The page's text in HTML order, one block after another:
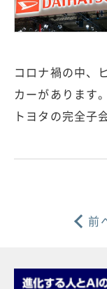
コロナ禍の中、
カーがあります
トヨタの完全子
前